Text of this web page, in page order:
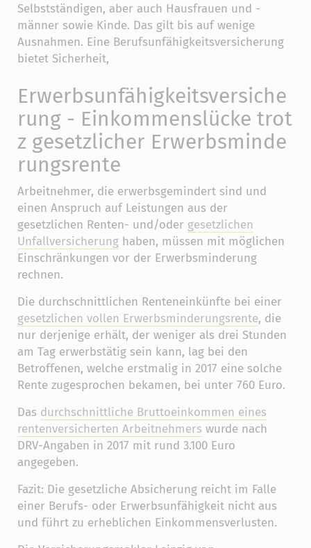
Selbstständigen, aber auch Hausfrauen und -
männer sowie Kinde. Das gilt bis auf wenige
Ausnahmen. Eine Berufsunfähigkeitsversicherung
bietet Sicherheit,
Erwerbsunfähigkeitsversiche
rung - Einkommenslücke trot
z gesetzlicher Erwerbsminde
rungsrente
Arbeitnehmer, die erwerbsgemindert sind und
einen Anspruch auf Leistungen aus der
gesetzlichen Renten- und/oder gesetzlichen
Unfallversicherung haben, müssen mit möglichen
Einschränkungen vor der Erwerbsminderung
rechnen.
Die durchschnittlichen Renteneinkünfte bei einer
gesetzlichen vollen Erwerbsminderungsrente, die
nur derjenige erhält, der weniger als drei Stunden
am Tag erwerbstätig sein kann, lag bei den
Betroffenen, welche erstmalig in 2017 eine solche
Rente zugesprochen bekamen, bei unter 760 Euro.
Das durchschnittliche Bruttoeinkommen eines
rentenversicherten Arbeitnehmers wurde nach
DRV-Angaben in 2017 mit rund 3.100 Euro
angegeben.
Fazit: Die gesetzliche Absicherung reicht im Falle
einer Berufs- oder Erwerbsunfähigkeit nicht aus
und führt zu erheblichen Einkommensverlusten.